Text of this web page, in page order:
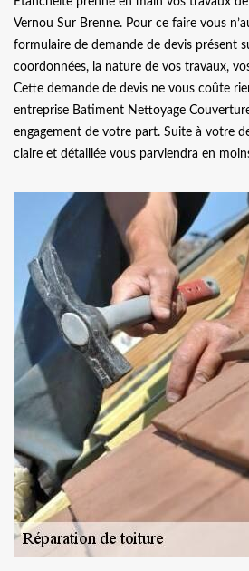
Vernou Sur Brenne. Pour ce faire vous
formulaire de demande de devis présent
coordonnées, la nature de vos travaux,
Cette demande de devis ne vous coûte
entreprise Batiment Nettoyage
engagement de votre part. Suite à votre
claire et détaillée vous parviendra en